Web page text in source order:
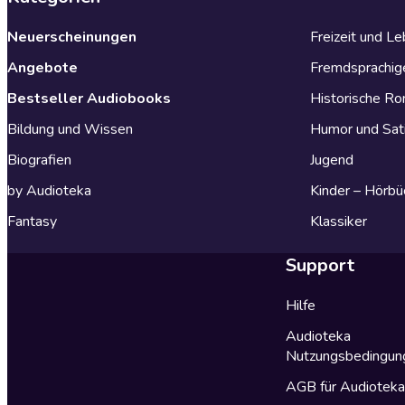
Neuerscheinungen
Angebote
Bestseller Audiobooks
Bildung und Wissen
Biografien
by Audioteka
Fantasy
Freizeit und
Historische
Humor und
Jugend
Kinder –
Klassiker
Support
Hilfe
Audioteka
AGB für